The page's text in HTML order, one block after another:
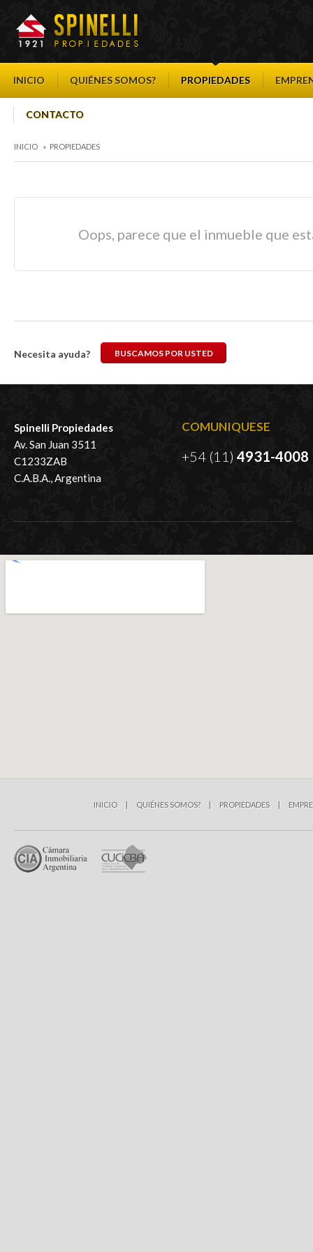
INICIO QUIÉNES SOMOS? PROPIEDADES
CONTACTO
INICIO » PROPIEDADES
Oops, parece que el inmueble que
Necesita ayuda? BUSCAMOS POR USTED
Spinelli Propiedades
Av. San Juan 3511
C1233ZAB
C.A.B.A., Argentina
COMUNIQUESE
+54 (11) 4931-4008
INICIO | QUIÉNES SOMOS? | PROPIEDADES |